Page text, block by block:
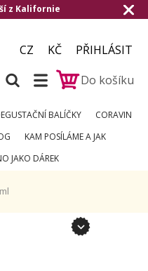
z Kalifornie
CZ KČ
PŘIHLÁSIT
Do košíku
BALÍČKY
CORAVIN
KAM POSÍLÁME A JAK
JAKO DÁREK